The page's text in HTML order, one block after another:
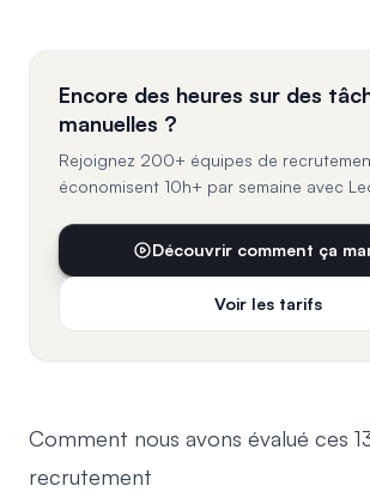
Encore des heures sur des
manuelles ?
Rejoignez 200+ équipes de
économisent 10h+ par semaine avec
Découvrir comment ça
Voir les tarifs
Comment nous avons évalué ces
recrutement